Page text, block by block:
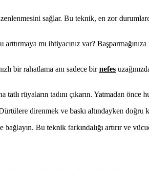
sağlar. Bu teknik, en zor
mı ihtiyacınız var?
bir rahatlama anı sadece birnefes
rüyaların tadını çıkarın. Yatmadan önce
direnmek ve baskı altındayken doğru
Bu teknik farkındalığı artırır ve